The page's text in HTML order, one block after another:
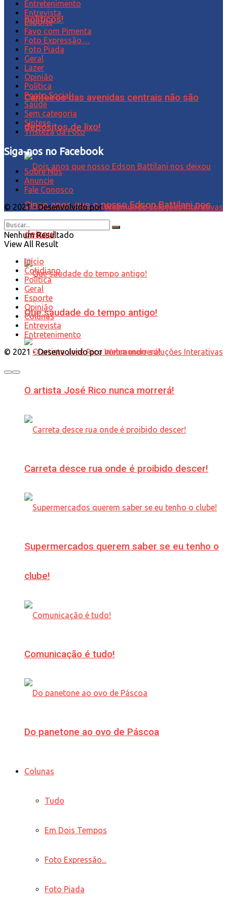
políticos!
Canteiros das avenidas centrais não são
depósitos de lixo!
Cinco anos que o nosso Edson Battilani nos
deixou!
Que saudade do tempo antigo!
O artista José Rico nunca morrerá!
Carreta desce rua onde é proibido descer!
Supermercados querem saber se eu tenho o
clube!
Comunicação é tudo!
Do panetone ao ovo de Páscoa
Colunas
Tudo
Em Dois Tempos
Foto Expressão...
Foto Piada
Entretenimento
Entrevista
Esporte
Favo com Pimenta
Foto Expressão…
Foto Piada
Geral
Lazer
Opinião
Política
Ponto Social
Saúde
Sem categoria
Síntese
Tristeza da Foto
Siga-nos no Facebook
Sobre Nós
Anuncie
Fale Conosco
© 2021 - Desenvolvido porWebmundo soluções Interativas
Nenhum Resultado
View All Result
Início
Cotidiano
Política
Geral
Esporte
Opinião
Colunas
Entrevista
Entretenimento
© 2021 - Desenvolvido por Webmundo soluções Interativas